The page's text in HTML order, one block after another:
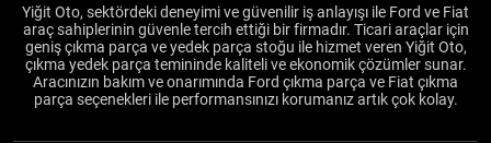
Yiğit Oto, sektördeki deneyimi ve güvenilir iş anlayışı ile Ford ve Fiat
araç sahiplerinin güvenle tercih ettiği bir firmadır. Ticari araçlar için
geniş çıkma parça ve yedek parça stoğu ile hizmet veren Yiğit Oto,
çıkma yedek parça temininde kaliteli ve ekonomik çözümler sunar.
Aracınızın bakım ve onarımında Ford çıkma parça ve Fiat çıkma
parça seçenekleri ile performansınızı korumanız artık çok kolay.